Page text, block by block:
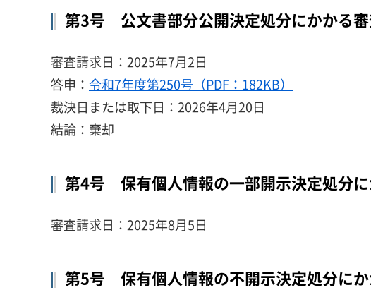
第3号 公文書部分公開決定処分にかかる
審査請求日：2025年7月2日
答申： 令和7年度第250号（PDF：182KB）
裁決日または取下日：2026年4月20日
結論：棄却
第4号 保有個人情報の一部開示決定処分
審査請求日：2025年8月5日
第5号 保有個人情報の不開示決定処分に